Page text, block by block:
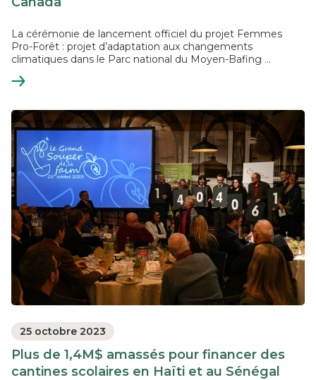
La cérémonie de lancement officiel du projet Femmes
Pro-Forêt : projet d’adaptation aux changements
climatiques dans le Parc national du Moyen-Bafing ...
En
plus
25 octobre 2023
Plus de 1,4M$ amassés pour financer des
cantines scolaires en Haïti et au Sénégal